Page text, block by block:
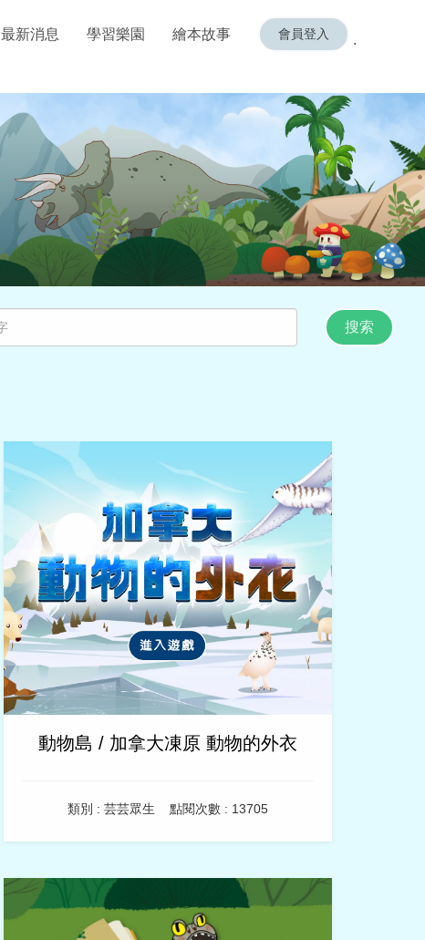
最新消息 學習樂園 繪本故事
動物島 / 加拿大凍原 動物的外衣
類別 : 芸芸眾生 點閱次數 : 13705